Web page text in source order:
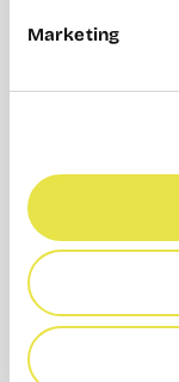
Marketing